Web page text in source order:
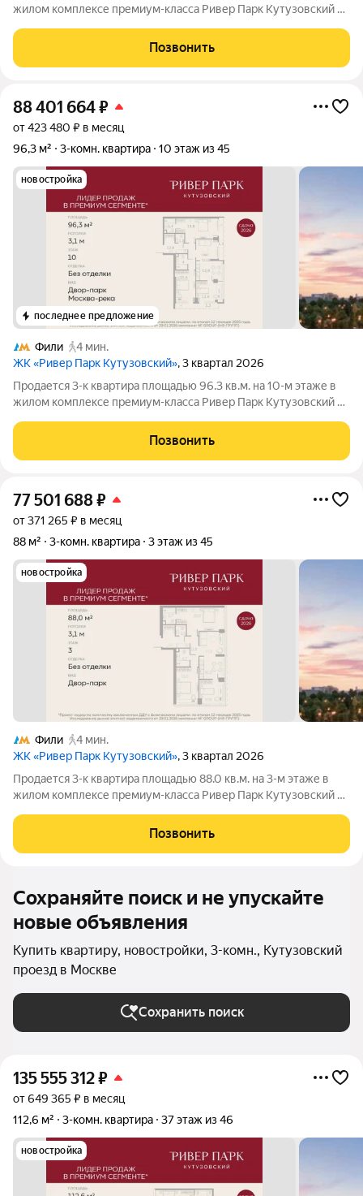
жилом комплексе премиум-класса Ривер Парк Кутузовский в
Кутузовский строится в одном из самых престижных районов
столицы Дорогомилово, на
Позвонить
88 401 664₽
от 423 480 ₽ в месяц
96,3 м²
3-комн. квартира 10 этаж из 45
новостройка
последнее предложение
Фили
4 мин.
ЖК «Ривер Парк Кутузовский», 3 квартал 2026
Продается 3-к квартира площадью 96.3 кв.м. на 10-м этаже в
жилом комплексе премиум-класса Ривер Парк Кутузовский в
Кутузовский строится в одном из самых престижных районов
столицы Дорогомилово, на
Позвонить
77 501 688₽
от 371 265 ₽ в месяц
88 м²
3-комн. квартира 3 этаж из 45
новостройка
Фили
4 мин.
ЖК «Ривер Парк Кутузовский», 3 квартал 2026
Продается 3-к квартира площадью 88.0 кв.м. на 3-м этаже в
жилом комплексе премиум-класса Ривер Парк Кутузовский в
Кутузовский строится в одном из самых престижных районов
столицы Дорогомилово, на
Позвонить
Сохраняйте поиск и не упускайте
новые объявления
Купить квартиру, новостройки, 3-комн., Кутузовский
проезд в Москве
Сохранить поиск
135 555 312₽
от 649 365 ₽ в месяц
112,6 м²
3-комн. квартира 37 этаж из 46
новостройка